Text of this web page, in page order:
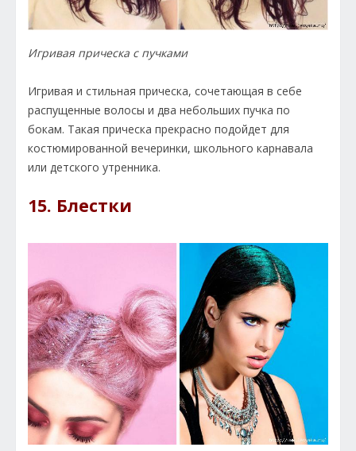
Игривая прическа с пучками
Игривая и стильная прическа, сочетающая в себе
распущенные волосы и два небольших пучка по
бокам. Такая прическа прекрасно подойдет для
костюмированной вечеринки, школьного карнавала
или детского утренника.
15. Блестки